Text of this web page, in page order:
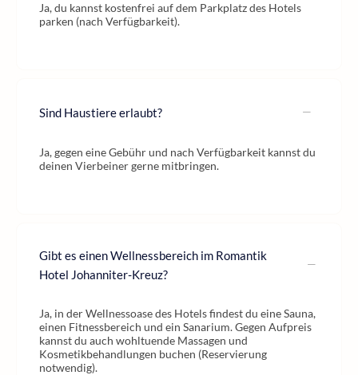
Ja, du kannst kostenfrei auf dem Parkplatz des Hotels
parken (nach Verfügbarkeit).
Sind Haustiere erlaubt?
Ja, gegen eine Gebühr und nach Verfügbarkeit kannst du
deinen Vierbeiner gerne mitbringen.
Gibt es einen Wellnessbereich im Romantik
Hotel Johanniter-Kreuz?
Ja, in der Wellnessoase des Hotels findest du eine Sauna,
einen Fitnessbereich und ein Sanarium. Gegen Aufpreis
kannst du auch wohltuende Massagen und
Kosmetikbehandlungen buchen (Reservierung
notwendig).